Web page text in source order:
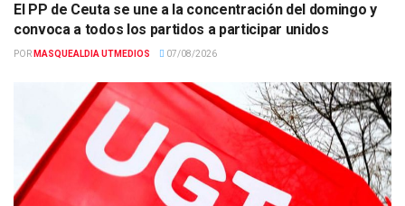
El PP de Ceuta se une a la concentración del domingo y
convoca a todos los partidos a participar unidos
POR MASQUEALDIA UTMEDIOS 07/08/2026